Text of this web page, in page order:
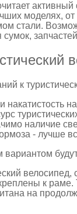
моделях,
стали.
сумок,
к
накатистость
наличие
- лучше
вариантом
велосипед,
к раме.
на